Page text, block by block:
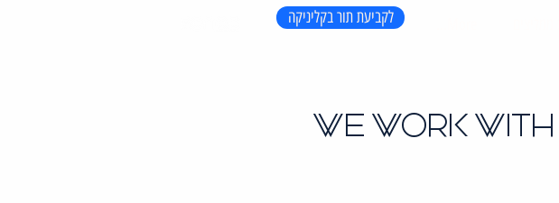
לקביעת תור בקליניקה
WE WORK